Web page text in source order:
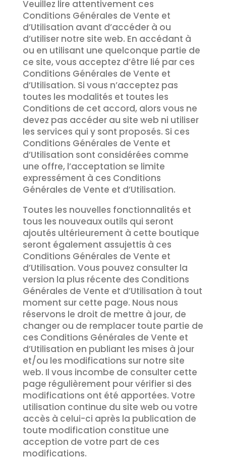
Veuillez lire attentivement ces
Conditions Générales de Vente et
d’Utilisation avant d’accéder à ou
d’utiliser notre site web. En accédant à
ou en utilisant une quelconque partie de
ce site, vous acceptez d’être lié par ces
Conditions Générales de Vente et
d’Utilisation. Si vous n’acceptez pas
toutes les modalités et toutes les
Conditions de cet accord, alors vous ne
devez pas accéder au site web ni utiliser
les services qui y sont proposés. Si ces
Conditions Générales de Vente et
d’Utilisation sont considérées comme
une offre, l’acceptation se limite
expressément à ces Conditions
Générales de Vente et d’Utilisation.
Toutes les nouvelles fonctionnalités et
tous les nouveaux outils qui seront
ajoutés ultérieurement à cette boutique
seront également assujettis à ces
Conditions Générales de Vente et
d’Utilisation. Vous pouvez consulter la
version la plus récente des Conditions
Générales de Vente et d’Utilisation à tout
moment sur cette page. Nous nous
réservons le droit de mettre à jour, de
changer ou de remplacer toute partie de
ces Conditions Générales de Vente et
d’Utilisation en publiant les mises à jour
et/ou les modifications sur notre site
web. Il vous incombe de consulter cette
page régulièrement pour vérifier si des
modifications ont été apportées. Votre
utilisation continue du site web ou votre
accès à celui-ci après la publication de
toute modification constitue une
acception de votre part de ces
modifications.